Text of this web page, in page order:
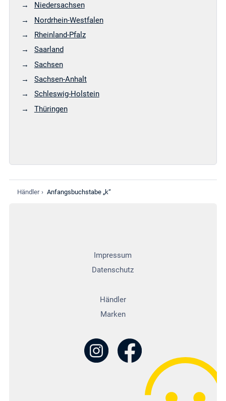
Niedersachsen
Nordrhein-Westfalen
Rheinland-Pfalz
Saarland
Sachsen
Sachsen-Anhalt
Schleswig-Holstein
Thüringen
Händler › Anfangsbuchstabe „k“
Impressum
Datenschutz
Händler
Marken